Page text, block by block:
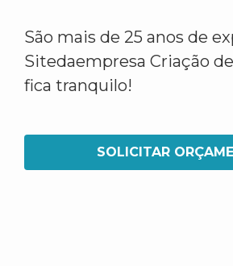
São mais de 25 anos de
Sitedaempresa Criação
fica tranquilo!
SOLICITAR